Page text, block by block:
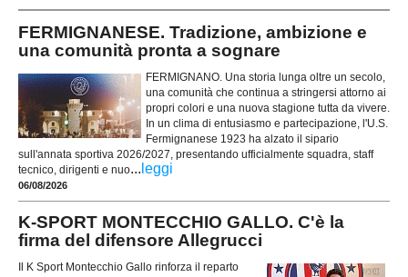
FERMIGNANESE. Tradizione, ambizione e
una comunità pronta a sognare
FERMIGNANO. Una storia lunga oltre un secolo,
una comunità che continua a stringersi attorno ai
propri colori e una nuova stagione tutta da vivere.
In un clima di entusiasmo e partecipazione, l'U.S.
Fermignanese 1923 ha alzato il sipario
sull'annata sportiva 2026/2027, presentando ufficialmente squadra, staff
tecnico, dirigenti e nuo... leggi
06/08/2026
K-SPORT MONTECCHIO GALLO. C'è la
firma del difensore Allegrucci
Il K Sport Montecchio Gallo rinforza il reparto